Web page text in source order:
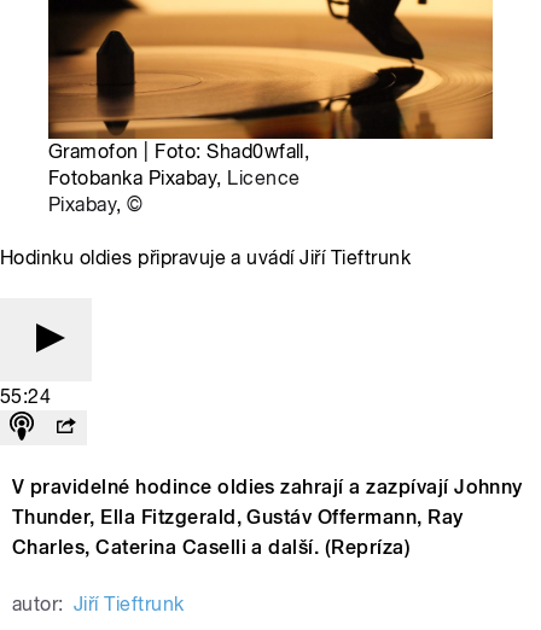
Gramofon | Foto: Shad0wfall,
Fotobanka Pixabay, Licence
Pixabay,©
Hodinku oldies připravuje a uvádí Jiří Tieftrunk
55:24
V pravidelné hodince oldies zahrají a zazpívají Johnny
Thunder, Ella Fitzgerald, Gustáv Offermann, Ray
Charles, Caterina Caselli a další. (Repríza)
autor: Jiří Tieftrunk